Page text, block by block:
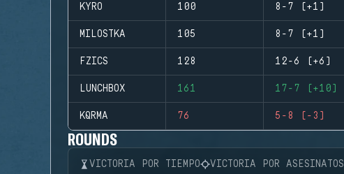
KYRO 100 8-7 (+1)
MILOSTKA 105 8-7 (+1)
FZICS 128 12-6 (+6)
LUNCHBOX 161 17-7 (+10)
KQRMA 76 5-8 (-3)
ROUNDS
VICTORIA POR TIEMPO VICTORIA POR ASESINATOS